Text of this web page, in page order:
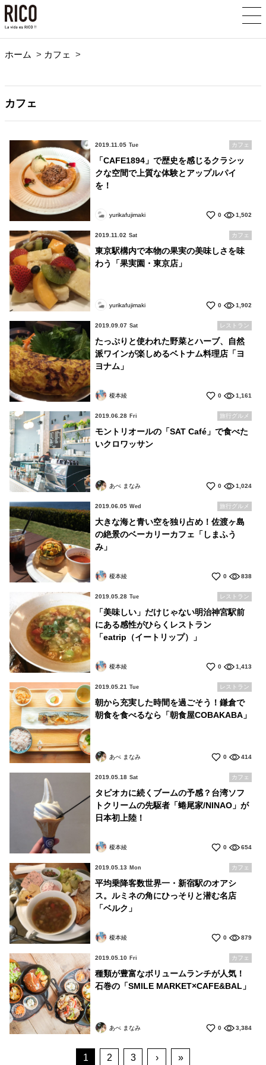
ホーム > カフェ >
カフェ
2019.11.05 Tue カフェ
「CAFE1894」で歴史を感じるクラシッ
クな空間で上質な体験とアップルパイ
を！
yurikafujimaki 0 1,502
2019.11.02 Sat カフェ
東京駅構内で本物の果実の美味しさを味
わう「果実園・東京店」
yurikafujimaki 0 1,902
2019.09.07 Sat レストラン
たっぷりと使われた野菜とハーブ、自然
派ワインが楽しめるベトナム料理店「ヨ
ヨナム」
榎本綾 0 1,161
2019.06.28 Fri 旅行グルメ
モントリオールの「SAT Café」で食べた
いクロワッサン
あべ まなみ 0 1,024
2019.06.05 Wed 旅行グルメ
大きな海と青い空を独り占め！佐渡ヶ島
の絶景のベーカリーカフェ「しまふう
み」
榎本綾 0 838
2019.05.28 Tue レストラン
「美味しい」だけじゃない明治神宮駅前
にある感性がひらくレストラン
「eatrip（イートリップ）」
榎本綾 0 1,413
2019.05.21 Tue レストラン
朝から充実した時間を過ごそう！鎌倉で
朝食を食べるなら「朝食屋COBAKABA」
あべ まなみ 0 414
2019.05.18 Sat カフェ
タピオカに続くブームの予感？台湾ソフ
トクリームの先駆者「蜷尾家/NINAO」が
日本初上陸！
榎本綾 0 654
2019.05.13 Mon カフェ
平均乗降客数世界一・新宿駅のオアシ
ス。ルミネの角にひっそりと潜む名店
「ベルク」
榎本綾 0 879
2019.05.10 Fri カフェ
種類が豊富なボリュームランチが人気！
石巻の「SMILE MARKET×CAFE&BAL」
あべ まなみ 0 3,384
1 2 3 › »